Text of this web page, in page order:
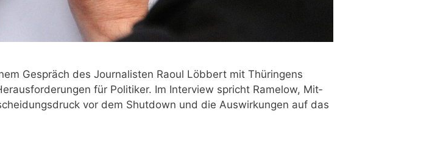
Gespräch des Jour­na­lis­ten Raoul Löb­bert mit Thü­rin­gens
für Poli­ti­ker. Im Inter­view spricht Rame­low, Mit­
vor dem Shut­down und die Aus­wir­kun­gen auf das